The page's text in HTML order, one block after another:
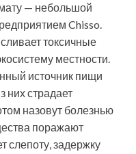
— небольшой
Chisso.
токсичные
местности.
источник пищи
них страдает
назовут болезнью
поражают
слепоту, задержку